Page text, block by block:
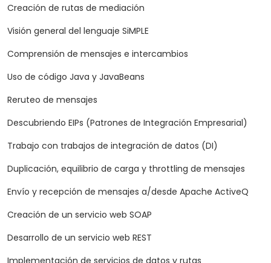
Creación de rutas de mediación
Visión general del lenguaje SiMPLE
Comprensión de mensajes e intercambios
Uso de código Java y JavaBeans
Reruteo de mensajes
Descubriendo EIPs (Patrones de Integración Empresarial)
Trabajo con trabajos de integración de datos (DI)
Duplicación, equilibrio de carga y throttling de mensajes
Envío y recepción de mensajes a/desde Apache ActiveQ
Creación de un servicio web SOAP
Desarrollo de un servicio web REST